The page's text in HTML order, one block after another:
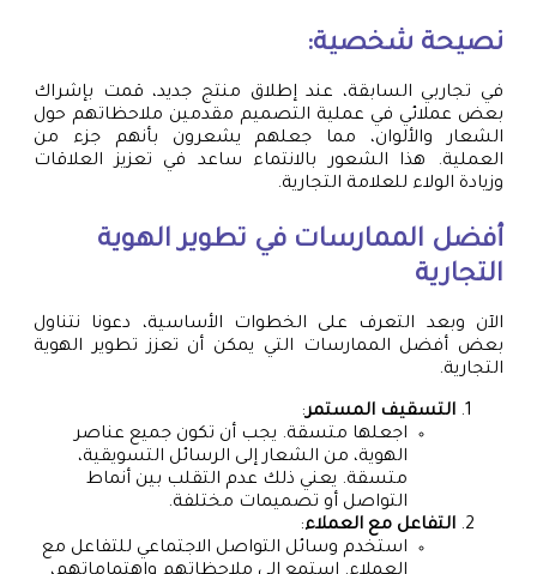
نصيحة شخصية:
في تجاربي السابقة، عند إطلاق منتج جديد، قمت بإشراك
بعض عملائي في عملية التصميم مقدمين ملاحظاتهم حول
الشعار والألوان، مما جعلهم يشعرون بأنهم جزء من
العملية. هذا الشعور بالانتماء ساعد في تعزيز العلاقات
وزيادة الولاء للعلامة التجارية.
أفضل الممارسات في تطوير الهوية
التجارية
الآن وبعد التعرف على الخطوات الأساسية، دعونا نتناول
بعض أفضل الممارسات التي يمكن أن تعزز تطوير الهوية
التجارية.
التسقيف المستمر:
اجعلها متسقة. يجب أن تكون جميع عناصر
الهوية، من الشعار إلى الرسائل التسويقية،
متسقة. يعني ذلك عدم التقلب بين أنماط
التواصل أو تصميمات مختلفة.
التفاعل مع العملاء:
استخدم وسائل التواصل الاجتماعي للتفاعل مع